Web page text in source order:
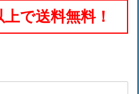
で送料無料！